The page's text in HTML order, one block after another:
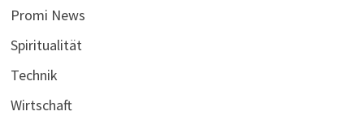
Promi News
Spiritualität
Technik
Wirtschaft